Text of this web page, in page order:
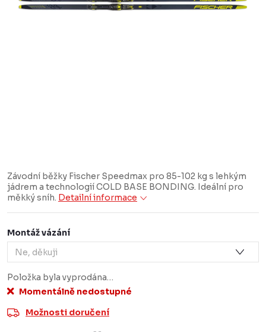
Závodní běžky Fischer Speedmax pro 85-102 kg s lehkým
jádrem a technologií COLD BASE BONDING. Ideální pro
měkký sníh. Detailní informace
Montáž vázání
Položka byla vyprodána…
Momentálně nedostupné
Možnosti doručení